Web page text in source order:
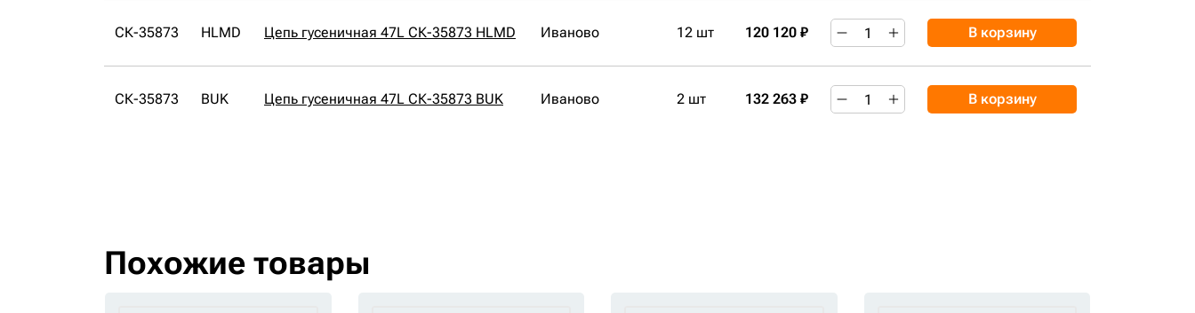
СК-35873 HLMD Цепь гусеничная 47L СК-35873 HLMD Иваново 12 шт 120 120 ₽ В корзину
СК-35873 BUK Цепь гусеничная 47L СК-35873 BUK Иваново 2 шт 132 263 ₽ В корзину
Похожие товары